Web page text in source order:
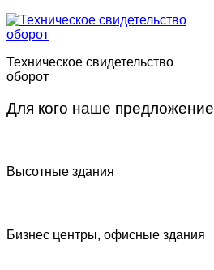
Техническое свидетельство
оборот
Для кого наше предложение
Высотные здания
Бизнес центры, офисные здания